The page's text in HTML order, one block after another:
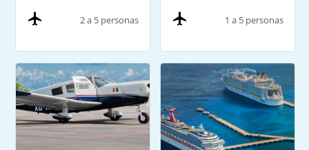
2 a 5 personas 1 a 5 personas